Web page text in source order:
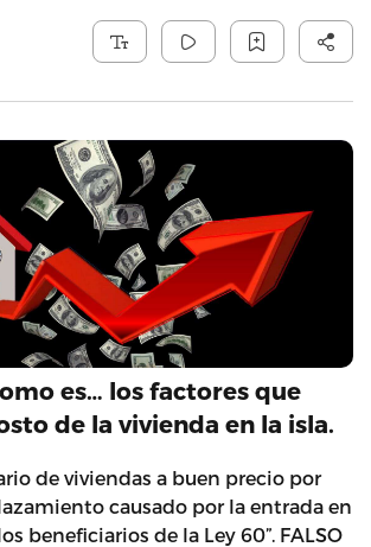
es… los factores que
de la vivienda en la isla.
de viviendas a buen precio por
causado por la entrada en
beneficiarios de la Ley 60”. FALSO